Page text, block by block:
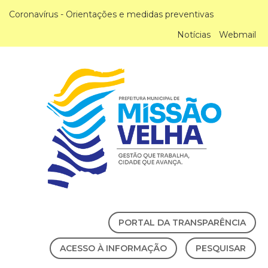
Coronavírus - Orientações e medidas preventivas
Notícias
Webmail
PORTAL DA TRANSPARÊNCIA
ACESSO À INFORMAÇÃO PESQUISAR